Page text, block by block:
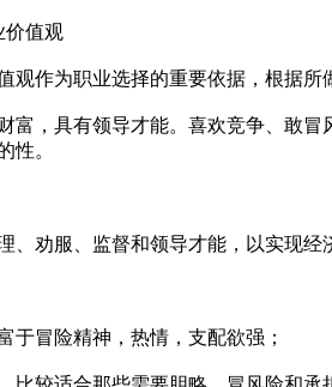
价值观
观作为职业选择的重要依据，根据所
富，具有领导才能。喜欢竞争、敢
性。
、劝服、监督和领导才能，以实现经
于冒险精神，热情，支配欲强；